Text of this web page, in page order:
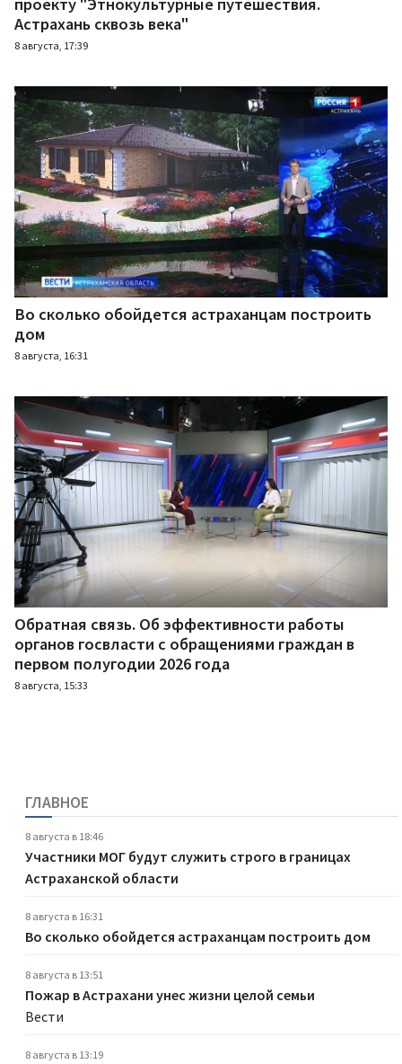
Астрахань сквозь века"
8 августа, 17:39
Во сколько обойдется астраханцам построить
дом
8 августа, 16:31
Обратная связь. Об эффективности работы
органов госвласти с обращениями граждан в
первом полугодии 2026 года
8 августа, 15:33
ГЛАВНОЕ
8 августа в 18:46
Участники МОГ будут служить строго в границах
Астраханской области
8 августа в 16:31
Во сколько обойдется астраханцам построить дом
8 августа в 13:51
Пожар в Астрахани унес жизни целой семьи
Вести
8 августа в 13:19